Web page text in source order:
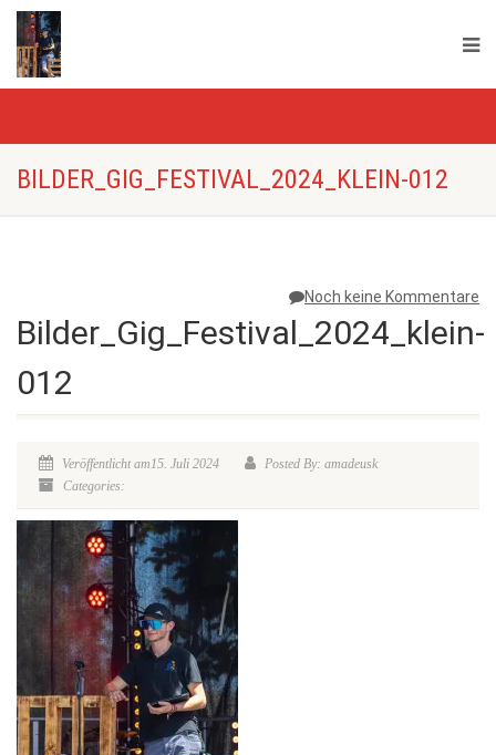
BILDER_GIG_FESTIVAL_2024_KLEIN-012
Noch keine Kommentare
Bilder_Gig_Festival_2024_klein-
012
Veröffentlicht am15. Juli 2024
Posted By: amadeusk
Categories: